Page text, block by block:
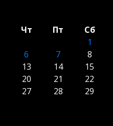
Чт Пт
Сб
1
6 7
8
13 14
15
20 21
22
27 28
29